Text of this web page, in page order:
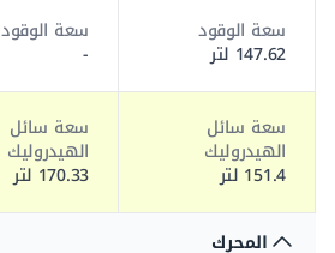
سعة الوقود
147.62 لتر
سعة الوقود
-
سعة سائل
الهيدروليك
151.4 لتر
سعة سائل
الهيدروليك
170.33 لتر
المحرك